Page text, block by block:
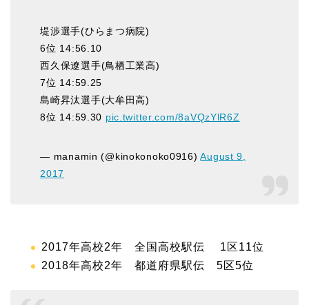
堤渉選手(ひらまつ病院)
6位 14:56.10
西久保遼選手(鳥栖工業高)
7位 14:59.25
島崎昇汰選手(大牟田高)
8位 14:59.30 pic.twitter.com/8aVQzYlR6Z
— manamin (@kinokonoko0916)August 9,
2017
2017年高校2年 全国高校駅伝 1区11位
2018年高校2年 都道府県駅伝 5区5位